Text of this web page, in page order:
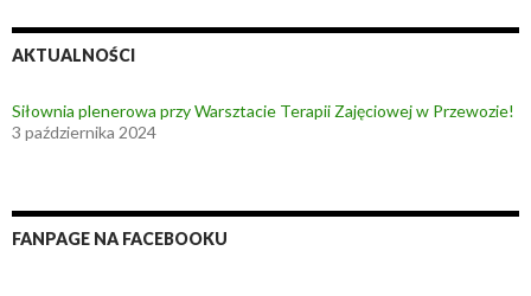
AKTUALNOŚCI
Siłownia plenerowa przy Warsztacie Terapii Zajęciowej w Przewozie!
3 października 2024
FANPAGE NA FACEBOOKU